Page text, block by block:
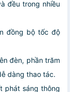
đều trong nhiều
đồng bộ tốc độ
đèn, phần trăm
dàng thao tác.
phát sáng thông